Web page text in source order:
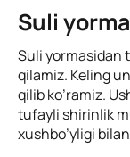
Suli
Suli yormasidan
qilamiz. Keling
qilib ko’ramiz.
tufayli shirinlik
xushbo’yligi